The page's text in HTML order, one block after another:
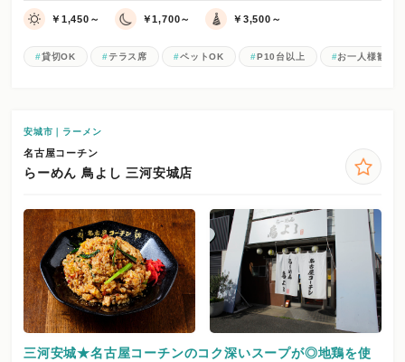
￥1,450～ ￥1,700～ ￥3,500～
貸切OK テラス席 ペットOK P10台以上 お一人様歓迎
安城市｜ラーメン
名古屋コーチン
らーめん 鳥よし 三河安城店
三河安城★名古屋コーチンのコク深いスープが◎地鶏を使